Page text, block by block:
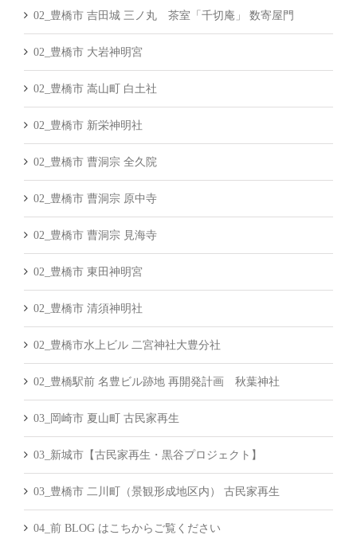
02_豊橋市 吉田城 三ノ丸 茶室「千切庵」 数寄屋門
02_豊橋市 大岩神明宮
02_豊橋市 嵩山町 白土社
02_豊橋市 新栄神明社
02_豊橋市 曹洞宗 全久院
02_豊橋市 曹洞宗 原中寺
02_豊橋市 曹洞宗 見海寺
02_豊橋市 東田神明宮
02_豊橋市 清須神明社
02_豊橋市水上ビル 二宮神社大豊分社
02_豊橋駅前 名豊ビル跡地 再開発計画 秋葉神社
03_岡崎市 夏山町 古民家再生
03_新城市【古民家再生・黒谷プロジェクト】
03_豊橋市 二川町（景観形成地区内） 古民家再生
04_前 BLOG はこちからご覧ください